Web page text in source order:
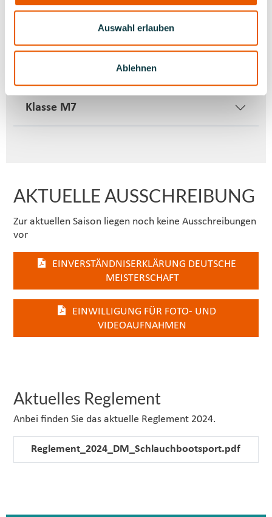
Auswahl erlauben
Ablehnen
Klasse M7
AKTUELLE AUSSCHREIBUNG
Zur aktuellen Saison liegen noch keine Ausschreibungen
vor
EINVERSTÄNDNISERKLÄRUNG DEUTSCHE
MEISTERSCHAFT
EINWILLIGUNG FÜR FOTO- UND
VIDEOAUFNAHMEN
Aktuelles Reglement
Anbei finden Sie das aktuelle Reglement 2024.
Reglement_2024_DM_Schlauchbootsport.pdf